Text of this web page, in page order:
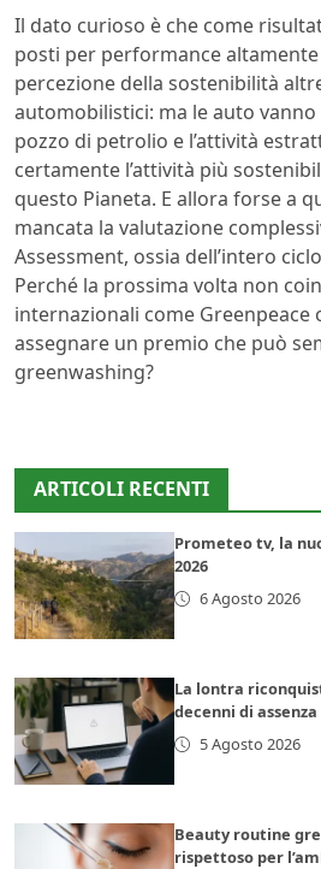
Il dato curioso è che come
posti per performance
percezione della sostenibilità
automobilistici: ma le auto
pozzo di petrolio e l’attività
certamente l’attività più
questo Pianeta. E allora forse a
mancata la valutazione
Assessment, ossia dell’intero
Perché la prossima volta non
internazionali come Greenpeace
assegnare un premio che può
greenwashing?
ARTICOLI RECENTI
Prometeo tv, la
2026
6 Agosto 2026
La lontra
decenni di assenza
5 Agosto 2026
Beauty routine
rispettoso per